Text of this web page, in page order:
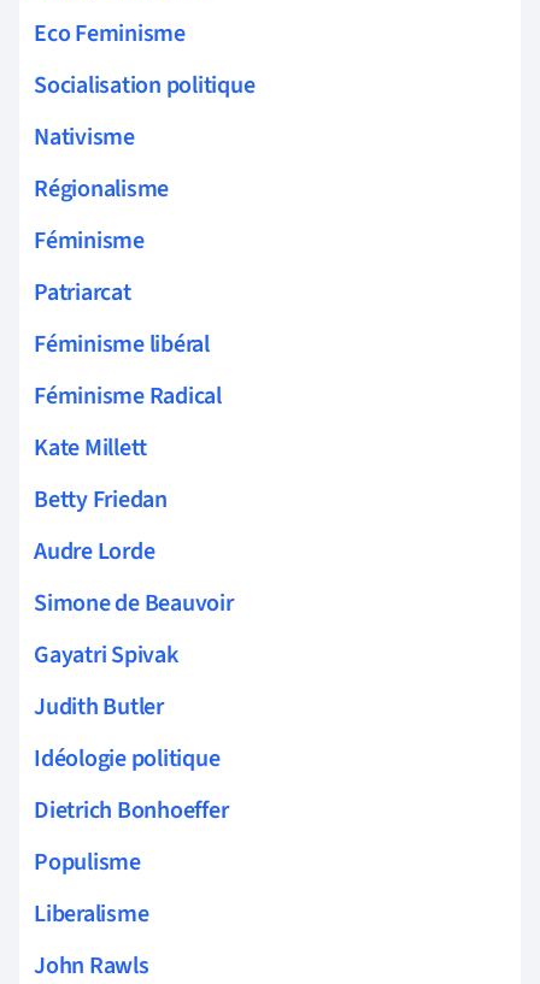
Eco Feminisme
Socialisation politique
Nativisme
Régionalisme
Féminisme
Patriarcat
Féminisme libéral
Féminisme Radical
Kate Millett
Betty Friedan
Audre Lorde
Simone de Beauvoir
Gayatri Spivak
Judith Butler
Idéologie politique
Dietrich Bonhoeffer
Populisme
Liberalisme
John Rawls